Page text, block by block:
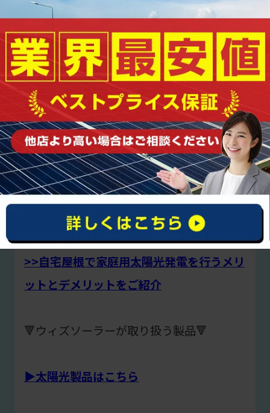
要です。
🔻合わせて読みたい関連ブログ記事🔻
>>太陽光パネルが値上がりしても設置をし
たら費用は回収できる？シュミレーション
つきで解説
>>エコキュートのシュミレーションで電気
代はどれぐらい安くなるのかを検証解説
>>自宅屋根で家庭用太陽光発電を行うメリ
ットとデメリットをご紹介
🔻ウィズソーラーが取り扱う製品🔻
▶︎太陽光製品はこちら